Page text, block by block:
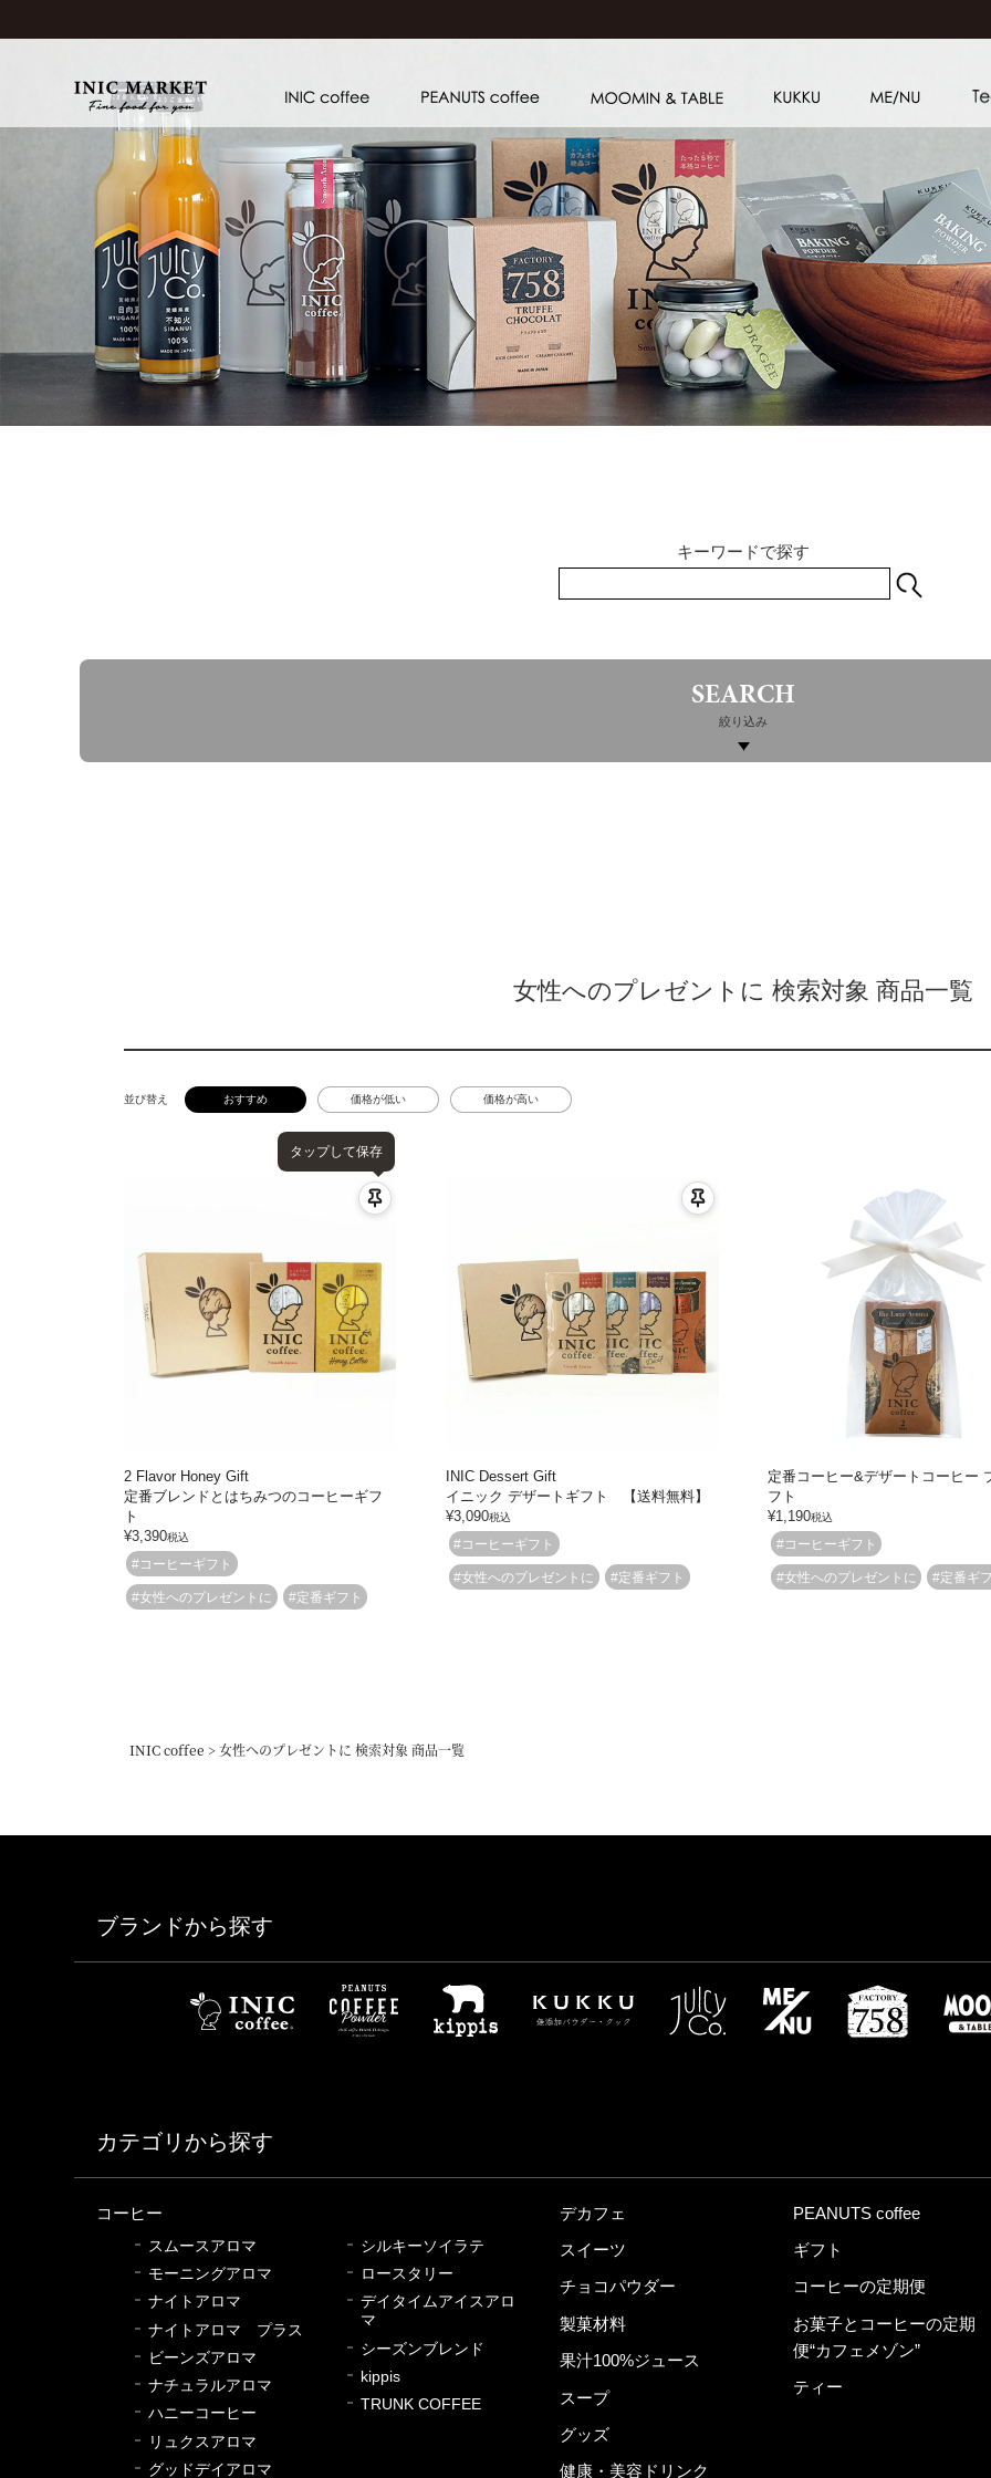
キーワードで探す
SEARCH
絞り込み
女性へのプレゼントに 検索対象 商品一覧
並び替え おすすめ 価格が低い 価格が高い
タップして保存
2 Flavor Honey Gift
定番ブレンドとはちみつのコーヒーギフ
ト
¥3,390税込
#コーヒーギフト
#女性へのプレゼントに #定番ギフト
INIC Dessert Gift
イニック デザートギフト 【送料無料】
¥3,090税込
#コーヒーギフト
#女性へのプレゼントに #定番ギフト
定番コーヒー&デザートコーヒー
フト
¥1,190税込
#コーヒーギフト
#女性へのプレゼントに #定番ギ
INIC coffee 女性へのプレゼントに 検索対象 商品一覧
ブランドから探す
カテゴリから探す
コーヒー
スムースアロマ
モーニングアロマ
ナイトアロマ
ナイトアロマ プラス
ビーンズアロマ
ナチュラルアロマ
ハニーコーヒー
リュクスアロマ
グッドデイアロマ
シルキーソイラテ
ロースタリー
デイタイムアイスアロ
マ
シーズンブレンド
kippis
TRUNK COFFEE
デカフェ
スイーツ
チョコパウダー
製菓材料
果汁100%ジュース
スープ
グッズ
健康・美容ドリンク
PEANUTS coffee
ギフト
コーヒーの定期便
お菓子とコーヒーの定期
便“カフェメゾン”
ティー